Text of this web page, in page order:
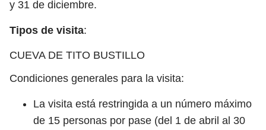
y 31 de diciembre.
Tipos de visita:
CUEVA DE TITO BUSTILLO
Condiciones generales para la visita:
La visita está restringida a un número máximo
de 15 personas por pase (del 1 de abril al 30